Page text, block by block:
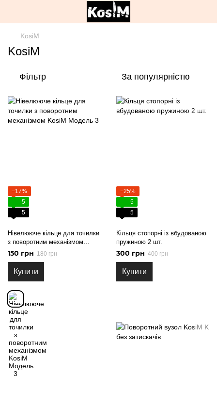
KosiM
KosiM
Фільтр За популярністю
−17%
5
5
Нівелююче кільце для точилки
з поворотним механізмом
KosiM Модель 3
150 грн 180 грн
Купити
−25%
5
5
Кільця стопорні із вбудованою
пружиною 2 шт.
300 грн 400 грн
Купити